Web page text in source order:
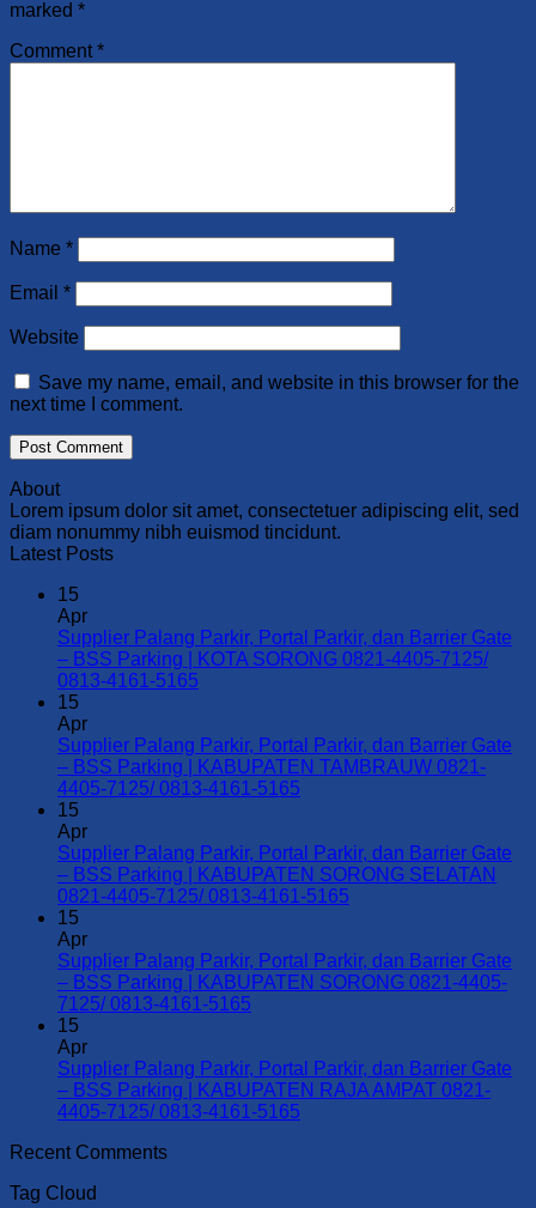
marked *
Comment*
Name *
Email *
Website
Save my name, email, and website in this browser for the
next time I comment.
About
Lorem ipsum dolor sit amet, consectetuer adipiscing elit, sed
diam nonummy nibh euismod tincidunt.
Latest Posts
15
Apr
Supplier Palang Parkir, Portal Parkir, dan Barrier Gate
– BSS Parking | KOTA SORONG 0821-4405-7125/
0813-4161-5165
Supplier
Palang
Parkir,
dan
Barrier
Gate
Parking
|
KOTA
4405-
7125/
0813-
15
Apr
Supplier Palang Parkir, Portal Parkir, dan Barrier Gate
– BSS Parking | KABUPATEN TAMBRAUW 0821-
4405-7125/ 0813-4161-5165
Supplier
Palang
Parkir,
dan
Barrier
Parking
|
KABUPATEN
15
Apr
Supplier Palang Parkir, Portal Parkir, dan Barrier Gate
– BSS Parking | KABUPATEN SORONG SELATAN
0821-4405-7125/ 0813-4161-5165
Supplier
Palang
dan
Barrier
15
Apr
Supplier Palang Parkir, Portal Parkir, dan Barrier Gate
– BSS Parking | KABUPATEN SORONG 0821-4405-
7125/ 0813-4161-5165
Supplier
Palang
Parkir,
15
Apr
Supplier Palang Parkir, Portal Parkir, dan Barrier Gate
– BSS Parking | KABUPATEN RAJA AMPAT 0821-
4405-7125/ 0813-4161-5165
Recent Comments
Tag Cloud